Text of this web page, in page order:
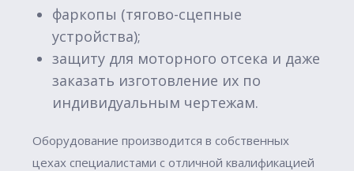
фаркопы (тягово-сцепные
устройства);
защиту для моторного отсека и даже
заказать изготовление их по
индивидуальным чертежам.
Оборудование производится в собственных
цехах специалистами с отличной квалификацией